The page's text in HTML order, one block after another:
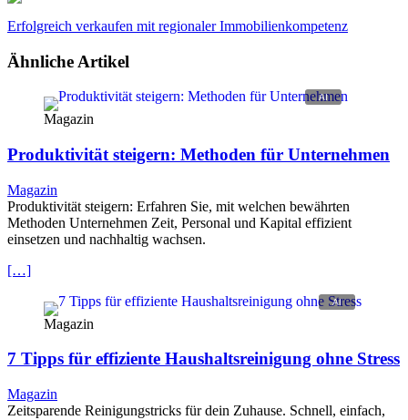
Erfolgreich verkaufen mit regionaler Immobilienkompetenz
Ähnliche Artikel
Magazin
Produktivität steigern: Methoden für Unternehmen
Magazin
Produktivität steigern: Erfahren Sie, mit welchen bewährten
Methoden Unternehmen Zeit, Personal und Kapital effizient
einsetzen und nachhaltig wachsen.
[…]
Magazin
7 Tipps für effiziente Haushaltsreinigung ohne Stress
Magazin
Zeitsparende Reinigungstricks für dein Zuhause. Schnell, einfach,